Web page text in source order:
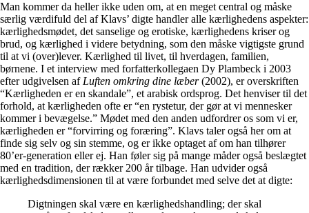
Man kommer da heller ikke uden om, at en meget central og måske
særlig værdifuld del af Klavs’ digte handler alle kærlighedens aspekter:
kærlighedsmødet, det sanselige og erotiske, kærlighedens kriser og
brud, og kærlighed i videre betydning, som den måske vigtigste grund
til at vi (over)lever. Kærlighed til livet, til hverdagen, familien,
børnene. I et interview med forfatterkollegaen Dy Plambeck i 2003
efter udgivelsen afLuften omkring dine læber(2002), er overskriften
“Kærligheden er en skandale”, et arabisk ordsprog. Det henviser til det
forhold, at kærligheden ofte er “en rystetur, der gør at vi mennesker
kommer i bevægelse.” Mødet med den anden udfordrer os som vi er,
kærligheden er “forvirring og foræring”. Klavs taler også her om at
finde sig selv og sin stemme, og er ikke optaget af om han tilhører
80’er-generation eller ej. Han føler sig på mange måder også beslægtet
med en tradition, der rækker 200 år tilbage. Han udvider også
kærlighedsdimensionen til at være forbundet med selve det at digte:
Digtningen skal være en kærlighedshandling; der skal